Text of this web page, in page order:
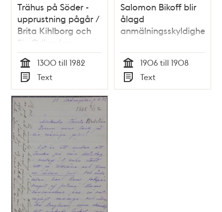
Trähus på Söder -
upprustning pågår /
Brita Kihlborg och
Siv Odlander
Tid
1300 till 1982
Typ
Text
Salomon Bikoff blir
ålagd
anmälningsskyldighet
Tid
1906 till 1908
Typ
Text